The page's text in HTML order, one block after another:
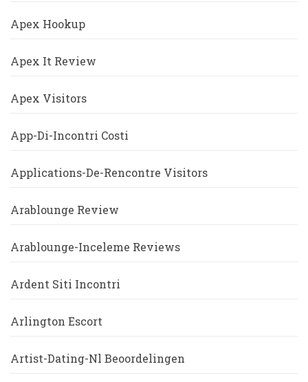
Apex Hookup
Apex It Review
Apex Visitors
App-Di-Incontri Costi
Applications-De-Rencontre Visitors
Arablounge Review
Arablounge-Inceleme Reviews
Ardent Siti Incontri
Arlington Escort
Artist-Dating-Nl Beoordelingen